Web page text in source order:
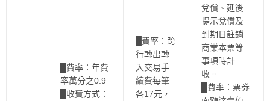
█費率：年費
率萬分之0.9
█收費方式：
█費率：跨
行轉出轉
入交易手
續費每筆
各17元，
兌償、延後
提示兌償及
到期日註銷
商業本票等
事項時計
收。
█費率：票券